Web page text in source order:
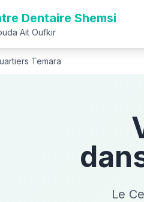
Dentaire Shemsi
Ait Oufkir
Temara
Le